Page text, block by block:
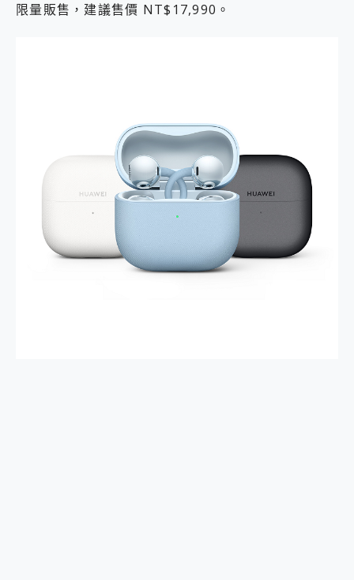
全新 SONY Xperia 1 VI 開箱! 相機實測! 長焦覆蓋更遠更清晰、2日長續航、頂尖影音娛樂效能~
OPPO 哈蘇 300mm 專業增距鏡實測：Find X9 Ultra 光學長焦隨手拍，紀錄生活就是這麼簡單
Motorola edge 70 pro 及 moto g37 power上市，登錄在送飛利浦氣炸鍋
近八千元的 Soundcore Liberty 5 Pro Max，有螢幕的耳機會是智商稅嗎?
ASUS Pad 全面應援 Me Time，加碼愛奇藝黃金雙周卡體驗，專案價最低 NT$0 起
限量販售，建議售價 NT$17,990。